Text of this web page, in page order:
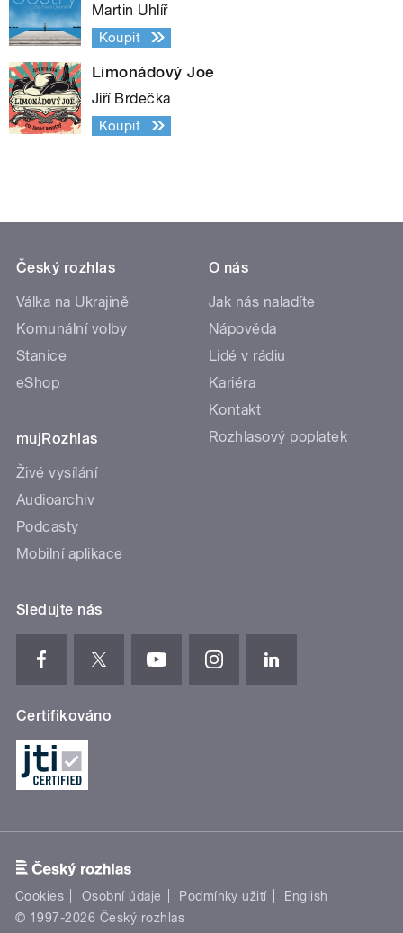
Martin Uhlíř
Koupit
Limonádový Joe
Jiří Brdečka
Koupit
Český rozhlas
Válka na Ukrajině
Komunální volby
Stanice
eShop
mujRozhlas
Živé vysílání
Audioarchiv
Podcasty
Mobilní aplikace
O nás
Jak nás naladíte
Nápověda
Lidé v rádiu
Kariéra
Kontakt
Rozhlasový poplatek
Sledujte nás
Certifikováno
Cookies Osobní údaje Podmínky užití
English
© 1997-2026 Český rozhlas